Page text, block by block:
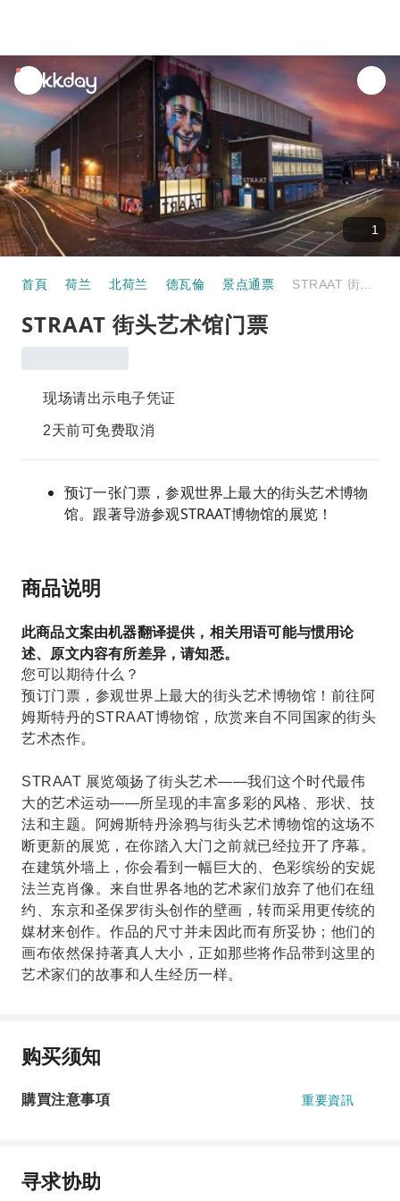
unread
notifications
1
首頁 荷兰 北荷兰 德瓦倫 景点通票
STRAAT 街头艺术馆门票
现场请出示电子凭证
2天前可免费取消
预订一张门票，参观世界上最大的街头艺术博物
馆。跟著导游参观STRAAT博物馆的展览！
商品说明
此商品文案由机器翻译提供，相关用语可能与惯用论
述、原文内容有所差异，请知悉。
您可以期待什么？
预订门票，参观世界上最大的街头艺术博物馆！前往阿
姆斯特丹的STRAAT博物馆，欣赏来自不同国家的街头
艺术杰作。
STRAAT 展览颂扬了街头艺术——我们这个时代最伟
大的艺术运动——所呈现的丰富多彩的风格、形状、技
法和主题。阿姆斯特丹涂鸦与街头艺术博物馆的这场不
断更新的展览，在你踏入大门之前就已经拉开了序幕。
在建筑外墙上，你会看到一幅巨大的、色彩缤纷的安妮
法兰克肖像。来自世界各地的艺术家们放弃了他们在纽
约、东京和圣保罗街头创作的壁画，转而采用更传统的
媒材来创作。作品的尺寸并未因此而有所妥协；他们的
画布依然保持著真人大小，正如那些将作品带到这里的
艺术家们的故事和人生经历一样。
购买须知
購買注意事項 重要資訊
寻求协助